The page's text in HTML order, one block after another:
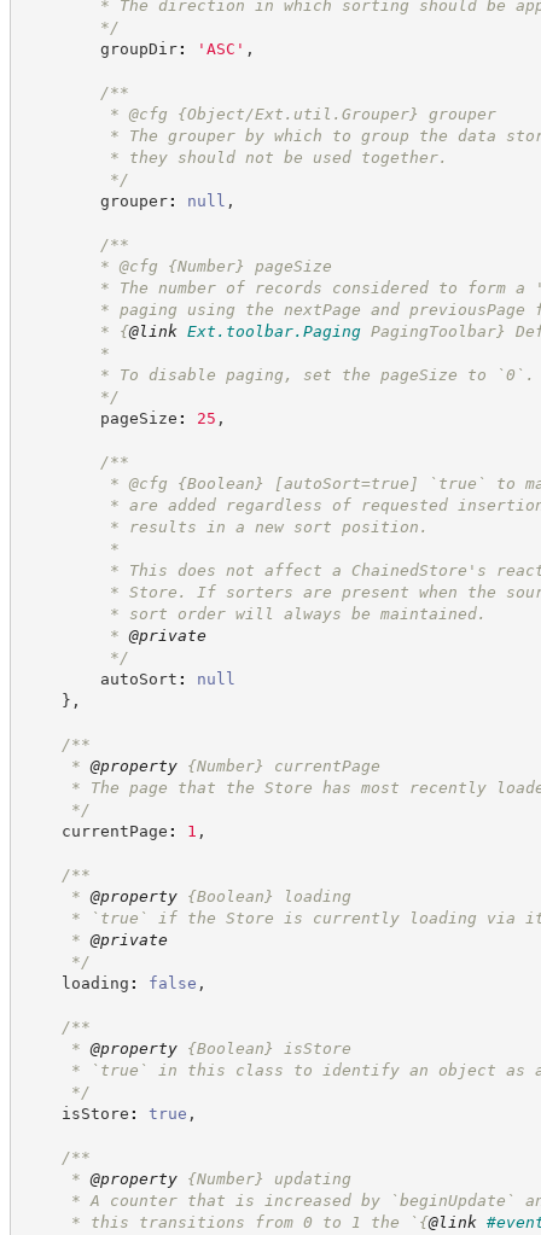
* The direction in which sorting should be applied
*/
groupDir: ' ASC ' ,
/**
* @cfg {Object/Ext.util.Grouper} grouper
* The grouper by which to group the data
* they should not be used together.
*/
grouper: null ,
/**
* @cfg {Number}
pageSize
* The number of records considered to form a
* paging using the nextPage and previousPage
* {@link Ext.toolbar.Paging PagingToolbar}
*
* To disable paging, set the pageSize to `0`.
*/
pageSize : 25 ,
/**
* @cfg {Boolean}
[autoSort=true] `true` to
* are added regardless of requested insertion
* results in a new sort position.
*
* This does not affect a ChainedStore's
* Store. If sorters are present when the
* sort order will always be maintained.
* @private
*/
autoSort :
null
} ,
/**
* @property {Number}
currentPage
* The page that the Store has most recently
*/
currentPage : 1 ,
/**
* @property {Boolean}
loading
* `true` if the Store is currently loading via
* @private
*/
loading : false ,
/**
* @property {Boolean}
isStore
* `true` in this class to identify an object as
*/
isStore : true ,
/**
* @property {Number}
updating
* A counter that is increased by `beginUpdate` and
* this transitions from 0 to 1 the ` {@link